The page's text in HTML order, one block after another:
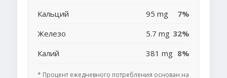
Кальций 95 mg
7%
Железо
5.7 mg 32%
Калий
381 mg 8%
* Процент ежедневного потребления основан на